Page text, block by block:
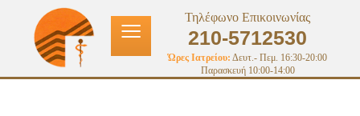
≡ Τηλέφωνο Επικοινωνίας
210-5712530
Ώρες Ιατρείου: Δευτ.- Πεμ. 16:30-20:00
Παρασκευή 10:00-14:00